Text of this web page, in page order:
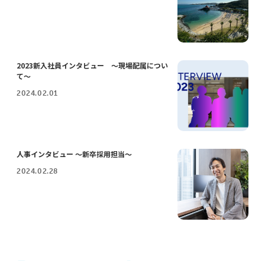
2023新入社員インタビュー ～現場配属につい
て～
2024.02.01
人事インタビュー ～新卒採用担当～
2024.02.28